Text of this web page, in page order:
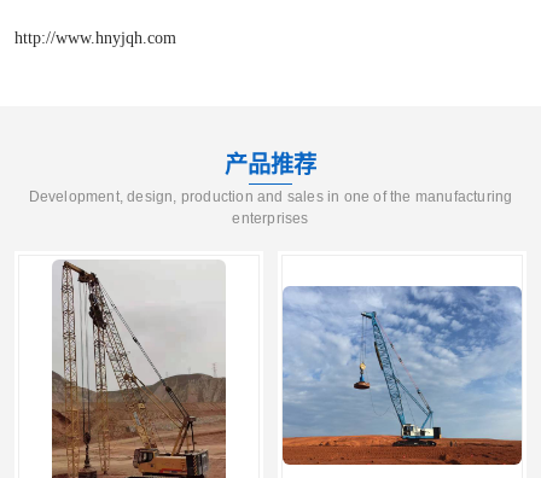
http://www.hnyjqh.com
产品推荐
Development, design, production and sales in one of the manufacturing
enterprises